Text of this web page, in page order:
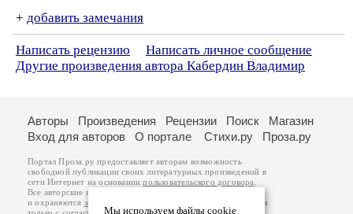
+ добавить замечания
Написать рецензию
Написать личное сообщение
Другие произведения автора Кабердин Владимир
Мы используем файлы cookie
Авторы Произведения Рецензии Поиск
Магазин
Вход для авторов
О портале Стихи.ру Проза.ру
Портал Проза.ру предоставляет авторам возможность
свободной публикации своих литературных произведений в
сети Интернет на основаниипользовательского договора
Все авторские права на произведения принадлежат авторам
и охраняются законом
. Перепечатка произведений возможна